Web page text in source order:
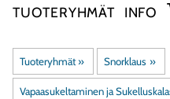
TUOTERYHMÄT INFO
Tuoteryhmät‪» Snorklaus ‪»
Vapaasukeltaminen ja